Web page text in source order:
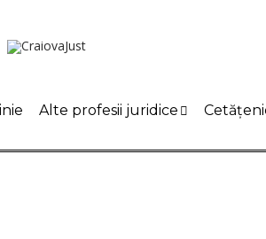
Alte profesii juridice